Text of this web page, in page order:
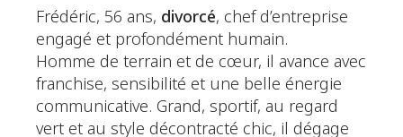
Frédéric, 56 ans, divorcé, chef d’entreprise
engagé et profondément humain.
Homme de terrain et de cœur, il avance avec
franchise, sensibilité et une belle énergie
communicative. Grand, sportif, au regard
vert et au style décontracté chic, il dégage